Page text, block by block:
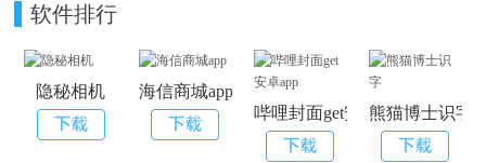
软件排行
隐秘相机
海信商城app
哔哩封面get安卓app熊猫博士识字